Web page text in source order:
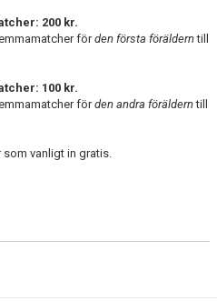
200 kr.
förden första förälderntill
100 kr.
förden andra förälderntill
vanligt in gratis.